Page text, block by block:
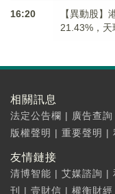
16:20
【異動股】
21.43%，
相關訊息
法定公告欄 | 廣告查詢
版權聲明 | 重要聲明 |
友情鏈接
清博智能 | 艾媒諮詢 |
刊
| 壹財信 | 權衡財經